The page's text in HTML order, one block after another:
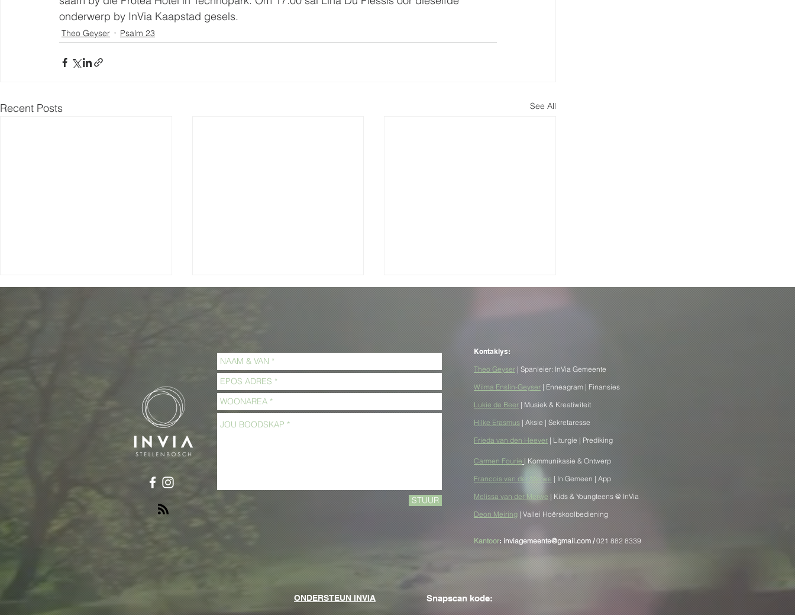
onderwerp by InVia Kaapstad gesels.
Theo Geyser Psalm 23
Recent Posts See All
Wanneer het jy ophou
Ek het Hoop... al is my
familie feilbaar
Geloof in Sekerheid:
Wanneer Geloof my
Verstrengel
STUUR
Kontaklys:
Theo Geyser | Spanleier: InVia Gemeente
Wilma Enslin-Geyser | Enneagram | Finansies
Lukie de Beer | Musiek & Kreatiwiteit
Hilke Erasmus | Aksie | Sekretaresse
Frieda van den Heever | Liturgie | Prediking
Carmen Fourie | Kommunikasie & Ontwerp
Francois van der Merwe | In Gemeen | App
Melissa van der Merwe | Kids & Youngteens @ InVia
Deon Meiring | Vallei Hoërskoolbediening
Kantoor: inviagemeente@gmail.com /021 882 8339
Snapscan kode:
ONDERSTEUN INVIA